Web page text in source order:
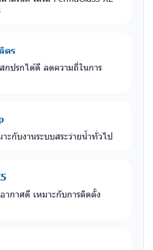
ตร
กปรกได้ดี ลดความถี่ในการ
ะกับงานระบบสระว่ายน้ำทั่วไป
ากาศดี เหมาะกับการติดตั้ง